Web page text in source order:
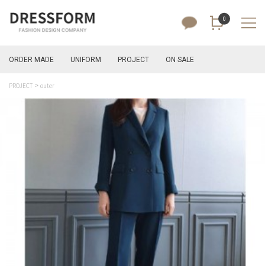
0
ORDER MADE UNIFORM PROJECT ON SALE
PROJECT outer